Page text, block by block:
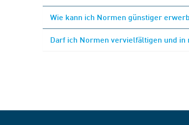
Wie kann ich Normen günstiger
Darf ich Normen vervielfältigen und